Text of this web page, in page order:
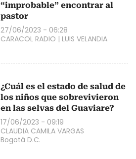
“improbable” encontrar al
pastor
27/06/2023 - 06:28
CARACOL RADIO | LUIS VELANDIA
¿Cuál es el estado de salud de
los niños que sobrevivieron
en las selvas del Guaviare?
17/06/2023 - 09:19
CLAUDIA CAMILA VARGAS
Bogotá D.C.